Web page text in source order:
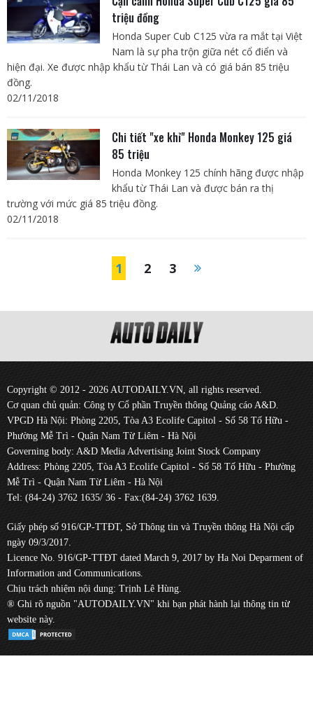
triệu đồng
Honda Super Cub C125 vừa ra mắt tại Việt
Nam là sự pha trộn giữa nét cổ điển và
hiện đại. Xe được nhập khẩu từ Thái Lan và có giá bán 85 triệu
đồng.
02/11/2018
Chi tiết "xe khỉ" Honda Monkey 125 giá
85 triệu
Honda Monkey 125 chính hãng được nhập
khẩu từ Thái Lan và được bán ra thị
trường với mức giá 85 triệu đồng.
02/11/2018
1 2 3
Copyright © 2012 - 2026 AUTODAILY.VN, all rights reserved.
Cơ quan chủ quản: Công ty Cổ phần Truyền thông Quảng cáo A&D.
VPGD Hà Nội: Phòng 2205, Tòa A3 Ecolife Capitol - Số 58 Tố Hữu -
Phường Mễ Trì - Quận Nam Từ Liêm - Hà Nội
Governing body: A&D Media Advertising Joint Stock Company
Address: Phòng 2205, Tòa A3 Ecolife Capitol - Số 58 Tố Hữu - Phường
Mễ Trì - Quận Nam Từ Liêm - Hà Nội
Tel: (84-24) 3762 1635/ 36 - Fax:(84-24) 3762 1639.
Giấy phép số 916/GP-TTĐT, Sở Thông tin và Truyền thông Hà Nội cấp
ngày 09/3/2017.
Licence No. 916/GP-TTĐT dated March 9, 2017 by Ha Noi Deparment of
Information and Communications.
Chịu trách nhiệm nội dung: Trịnh Lê Hùng.
® Ghi rõ nguồn "AUTODAILY.VN" khi bạn phát hành lại thông tin từ
website này.